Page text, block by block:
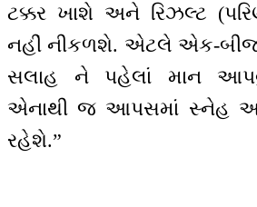
ટક્કર ખાશે અને રિઝલ્ટ
નહીં નીકળશે. એટલે એક-
સલાહ ને પહેલાં માન
એનાથી જ આપસમાં સ્નેહ
રહેશે.”